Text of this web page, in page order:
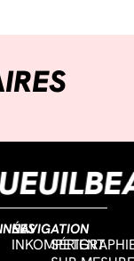
NAVIGATION
INKOMPETENT